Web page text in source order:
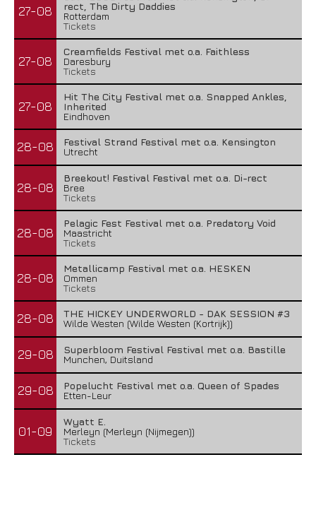
27-08
rect, The Dirty Daddies
Rotterdam
Tickets
27-08
Creamfields Festival met o.a. Faithless
Daresbury
Tickets
27-08
Hit The City Festival met o.a. Snapped Ankles,
Inherited
Eindhoven
28-08
Festival Strand Festival met o.a. Kensington
Utrecht
28-08
Breekout! Festival Festival met o.a. Di-rect
Bree
Tickets
28-08
Pelagic Fest Festival met o.a. Predatory Void
Maastricht
Tickets
28-08
Metallicamp Festival met o.a. HESKEN
Ommen
Tickets
28-08
THE HICKEY UNDERWORLD - DAK SESSION #3
Wilde Westen (Wilde Westen (Kortrijk))
29-08
Superbloom Festival Festival met o.a. Bastille
Munchen, Duitsland
29-08
Popelucht Festival met o.a. Queen of Spades
Etten-Leur
01-09
Wyatt E.
Merleyn (Merleyn (Nijmegen))
Tickets